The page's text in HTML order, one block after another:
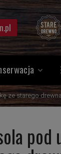
ze starego
pod